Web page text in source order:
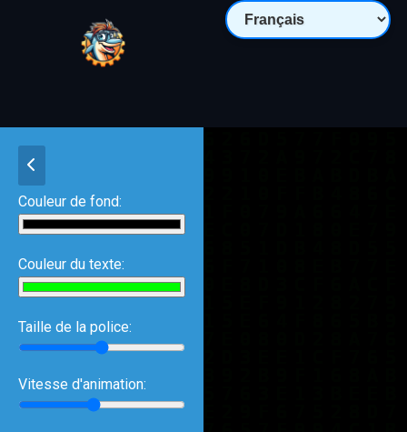
Couleur de fond:
Couleur du texte:
Taille de la police:
Vitesse d'animation: